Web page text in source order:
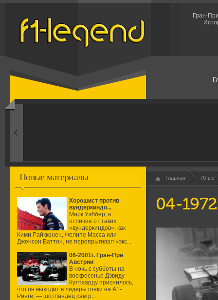
Гран-
1960-ые
Новые материалы
Хорошист против
вундеркиндо...
Марк Уэббер, в
отличие от таких
«вундеркиндов», как
Кими Райкконен, Фелипе Масса или
Дженсон Баттон, не перепрыгивал «экс...
06-2001г. Гран-При
Австрии
В ночь с субботы на
воскресенье Дэвиду
Култхарду приснилось,
что он выходит в лидеры гонки на А1-
Ринге, — шотландец сам р...
Главная 70-ые
04-